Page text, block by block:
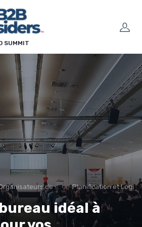
SUMMIT
de Salons B2B Planification et
idéal à
le club B2B
Insiders !
les salons à ne pas manquer,
et les méthodes qui
événement en leads qualifiés.
Guides & modèles
En avant-première
cookies